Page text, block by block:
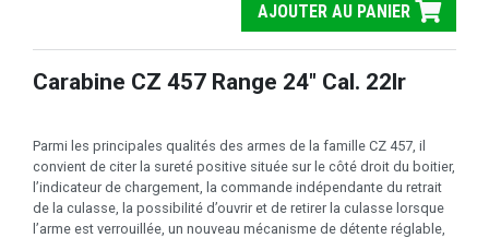
AJOUTER AU PANIER
Carabine CZ 457 Range 24" Cal. 22lr
Parmi les principales qualités des armes de la famille CZ 457, il
convient de citer la sureté positive située sur le côté droit du boitier,
l’indicateur de chargement, la commande indépendante du retrait
de la culasse, la possibilité d’ouvrir et de retirer la culasse lorsque
l’arme est verrouillée, un nouveau mécanisme de détente réglable,